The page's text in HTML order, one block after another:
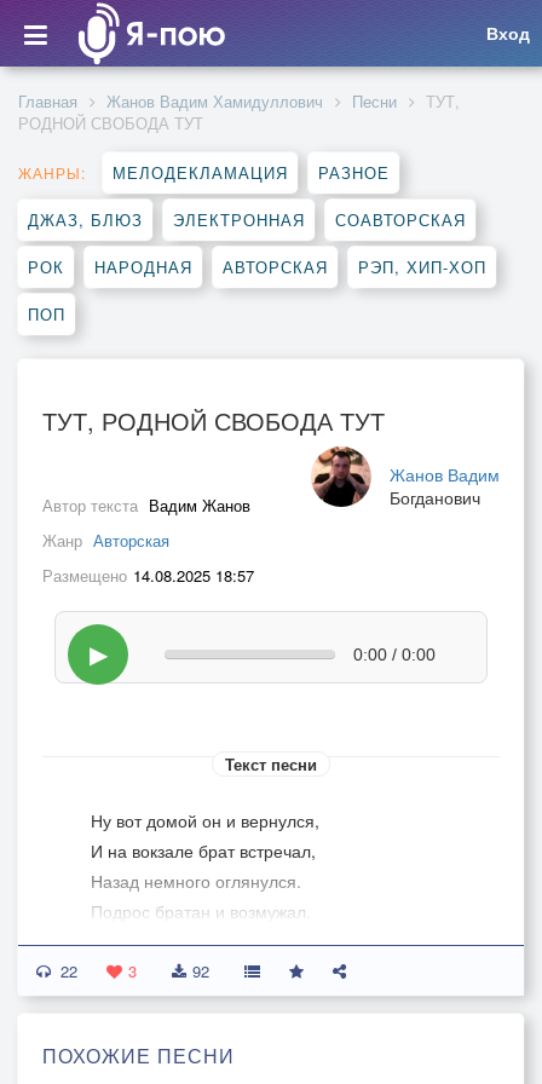
Вход
Главная Жанов Вадим Хамидуллович Песни
ТУТ,
РОДНОЙ СВОБОДА ТУТ
ЖАНРЫ: МЕЛОДЕКЛАМАЦИЯ РАЗНОЕ
ДЖАЗ, БЛЮЗ ЭЛЕКТРОННАЯ СОАВТОРСКАЯ
РОК НАРОДНАЯ АВТОРСКАЯ РЭП, ХИП-ХОП
ПОП
ТУТ, РОДНОЙ СВОБОДА ТУТ
Жанов Вадим
Богданович
Автор текста Вадим Жанов
Жанр Авторская
Размещено 14.08.2025 18:57
▶ 0:00 / 0:00
Текст песни
Ну вот домой он и вернулся,
И на вокзале брат встречал,
Назад немного оглянулся.
Подрос братан и возмужал.
Они об многом говорили,
До брата он пытался довести,
Ты осторожней жизнь веди.
22 3 92
ПОХОЖИЕ ПЕСНИ